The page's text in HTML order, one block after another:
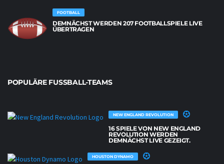
FOOTBALL
DEMNÄCHST WERDEN 207 FOOTBALLSPIELE LIVE
ÜBERTRAGEN
POPULÄRE FUSSBALL-TEAMS
NEW ENGLAND REVOLUTION
16 SPIELE VON NEW ENGLAND
REVOLUTION WERDEN
DEMNÄCHST LIVE GEZEIGT.
HOUSTON DYNAMO